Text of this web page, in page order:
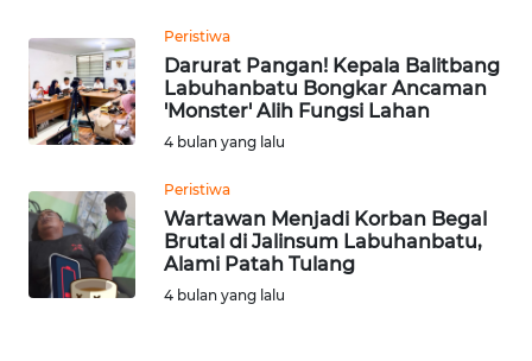
Peristiwa
Darurat Pangan! Kepala Balitbang
Labuhanbatu Bongkar Ancaman
'Monster' Alih Fungsi Lahan
4 bulan yang lalu
Peristiwa
Wartawan Menjadi Korban Begal
Brutal di Jalinsum Labuhanbatu,
Alami Patah Tulang
4 bulan yang lalu
INFO
IKLAN
TENTANG
KAMI
PEDOMAN
MEDIA
SIBER